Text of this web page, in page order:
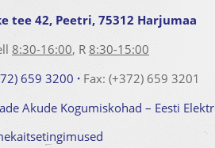
tee 42, Peetri, 75312 Harjumaa
8:30-16:00, R 8:30-15:00
659 3200 · Fax: (+372) 659 3201
Akude Kogumiskohad – Eesti